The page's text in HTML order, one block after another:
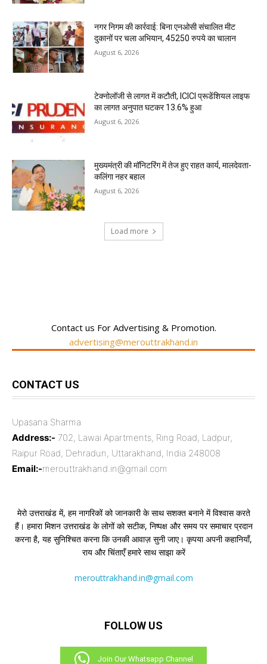
नगर निगम की कार्रवाई: बिना एनओसी संचालित मीट
दुकानों पर चला अभियान, 45250 रुपये का चालान
August 6, 2026
टेक्नोलॉजी से लागत में कटौती, ICICI प्रूडेंशियल लाइफ
का लागत अनुपात घटकर 13.6% हुआ
August 6, 2026
मुख्यमंत्री की मॉनिटरिंग में तेज हुए राहत कार्य, मालदेवता-
कलिंगा नहर बहाल
August 6, 2026
Load more
Contact us For Advertising & Promotion.
advertising@merouttrakhand.in
CONTACT US
Upasana Sharma
Address:- 702, Lawai Apartments, Ring Road, Ladpur,
Raipur Road, Dehradun, Uttarakhand, India 248008
Email:-merouttrakhand.in@gmail.com
मेरो उत्तराखंड में, हम नागरिकों को जानकारी के साथ सशक्त बनाने में विश्वास करते
हैं। हमारा मिशन उत्तराखंड के लोगों को सटीक, निष्पक्ष और समय पर समाचार प्रदान
करना है, यह सुनिश्चित करना कि उनकी आवाज़ सुनी जाए। कृपया अपनी कहानियाँ,
राय और चिंताएँ हमारे साथ साझा करें
merouttrakhand.in@gmail.com
FOLLOW US
Join Our Whatsapp Channel